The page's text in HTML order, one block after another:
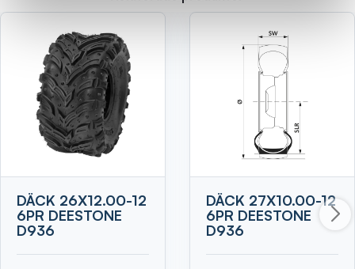
DÄCK 26X12.00-12
6PR DEESTONE
D936
DÄCK 27X10.00-12
6PR DEESTONE
D936